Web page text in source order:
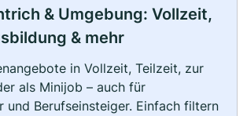
& Umgebung: Vollzeit,
& mehr
in Vollzeit, Teilzeit, zur
als Minijob – auch für
und Berufseinsteiger. Einfach filtern